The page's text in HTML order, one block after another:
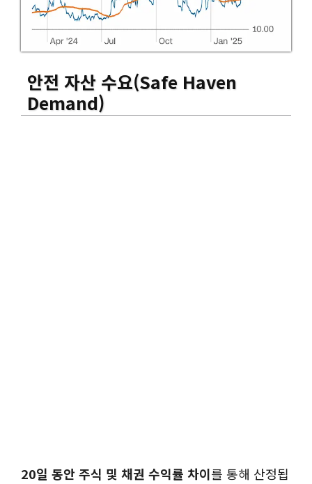
안전 자산 수요(Safe Haven
Demand)
20일 동안 주식 및 채권 수익률 차이를 통해 산정됩